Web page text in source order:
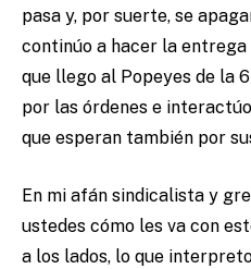
pasa y, por suerte, se
continúo a hacer la
que llego al Popeyes de la
por las órdenes e
que esperan también por
En mi afán sindicalista y
ustedes cómo les va con
a los lados, lo que